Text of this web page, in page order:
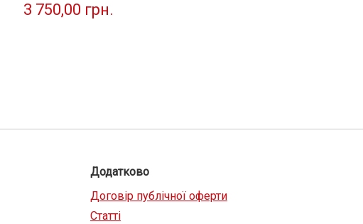
3 750,00 грн.
Додатково
Договір публічної оферти
Статті